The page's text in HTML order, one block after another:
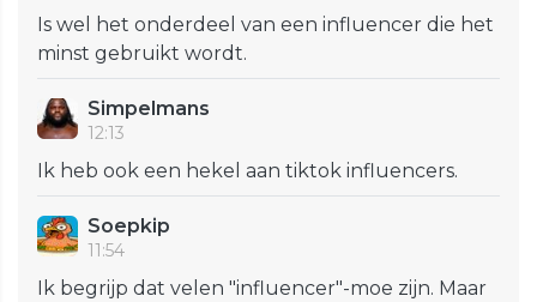
Is wel het onderdeel van een influencer die het
minst gebruikt wordt.
Simpelmans
12:13
Ik heb ook een hekel aan tiktok influencers.
Soepkip
11:54
Ik begrijp dat velen "influencer"-moe zijn. Maar